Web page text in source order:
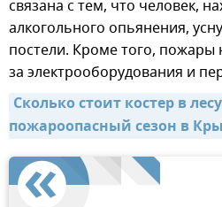
связана с тем, что человек,
алкогольного опьянения,
постели. Кроме того, пожары
за электрооборудования и
Сколько стоит костер в
пожароопасный сезон в